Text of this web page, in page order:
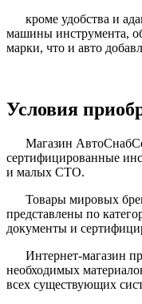
кроме удобства и
машины инструмента,
марки, что и авто
Условия
Магазин
сертифицированные
и малых СТО.
Товары мировых
представлены по
документы и
Интернет-магазин
необходимых
всех существующих